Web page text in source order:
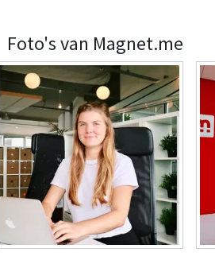
Foto's van Magnet.me